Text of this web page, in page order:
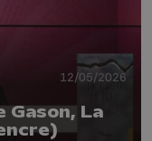
12/05/2026
Gason, La